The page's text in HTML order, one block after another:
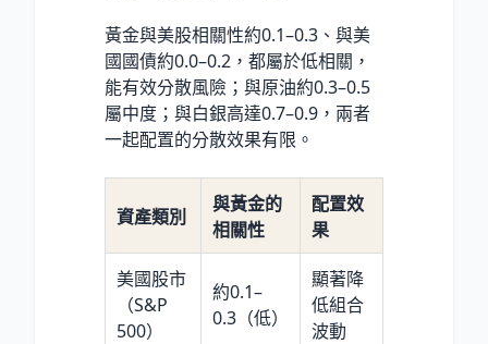
黃金與美股相關性約0.1–0.3、與美
國國債約0.0–0.2，都屬於低相關，
能有效分散風險；與原油約0.3–0.5
屬中度；與白銀高達0.7–0.9，兩者
一起配置的分散效果有限。
資產類別
與黃金的
相關性
配置效
果
美國股市
（S&P
500）
約0.1–
0.3（低）
顯著降
低組合
波動